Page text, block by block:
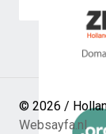
© 2026 /
Websayfa.nl